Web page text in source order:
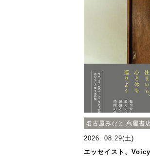
名古屋みなと 蔦屋書
2026. 08.29(土)
エッセイスト、